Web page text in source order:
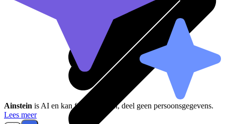
Ainstein is AI en kan fouten maken, deel geen persoonsgegevens.
Lees meer